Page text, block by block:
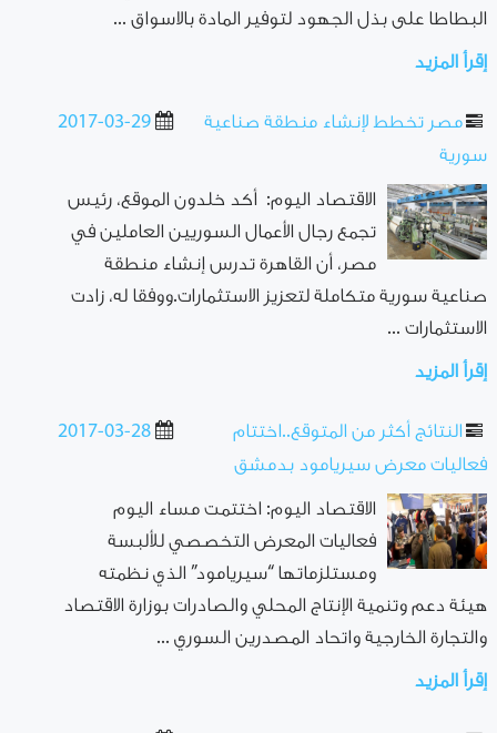
البطاطا على بذل الجهود لتوفير المادة بالاسواق ...
إقرأ المزيد
2017-03-29
مصر تخطط لإنشاء منطقة صناعية
سورية
الاقتصاد اليوم: أكد خلدون الموقع، رئيس
تجمع رجال الأعمال السوريين العاملين في
مصر، أن القاهرة تدرس إنشاء منطقة
صناعية سورية متكاملة لتعزيز الاستثمارات.ووفقا له، زادت
الاستثمارات ...
إقرأ المزيد
2017-03-28
النتائج أكثر من المتوقع..اختتام
فعاليات معرض سيريامود بدمشق
الاقتصاد اليوم: اختتمت مساء اليوم
فعاليات المعرض التخصصي للألبسة
ومستلزماتها “سيريامود” الذي نظمته
هيئة دعم وتنمية الإنتاج المحلي والصادرات بوزارة الاقتصاد
والتجارة الخارجية واتحاد المصدرين السوري ...
إقرأ المزيد